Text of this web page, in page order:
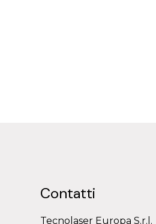
Contatti
Tecnolaser Europa S.r.l.